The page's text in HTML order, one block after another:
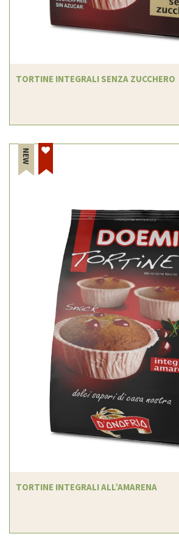
TORTINE INTEGRALI SENZA ZUCCHERO
NEW
TORTINE INTEGRALI ALL’AMARENA